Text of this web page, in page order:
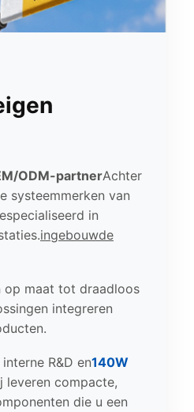
ODM-partnerAchter
systeemmerken van
in
ingebouwde
op maat tot draadloos
integreren
R&D en140W
leveren compacte,
die u een